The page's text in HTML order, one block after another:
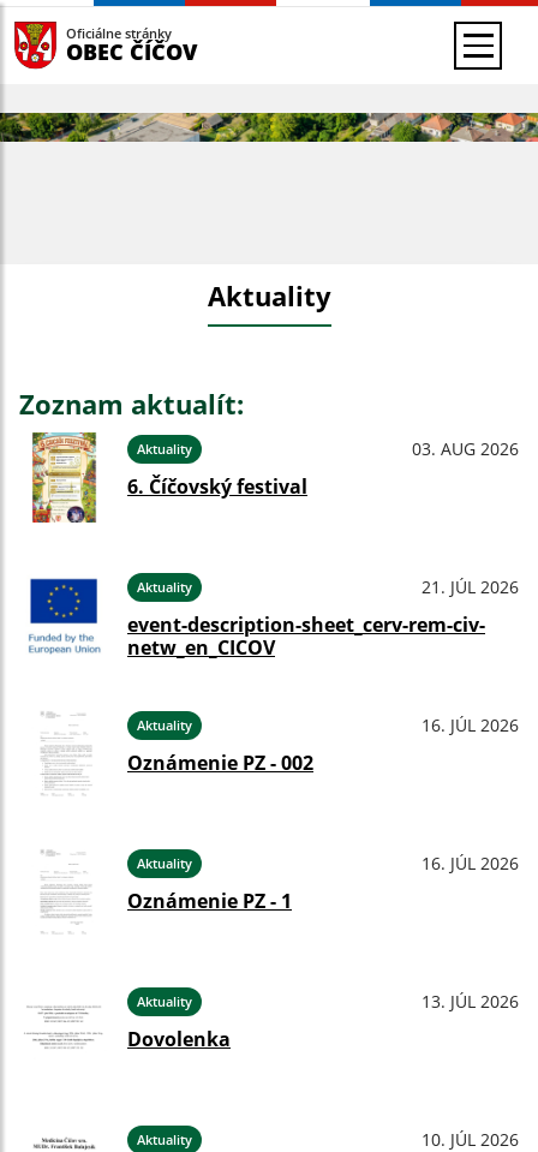
Oficiálne stránky
OBEC ČÍČOV
Aktuality
Zoznam aktualít:
Aktuality 03. AUG 2026
6. Číčovský festival
Aktuality 21. JÚL 2026
event-description-sheet_cerv-rem-civ-
netw_en_CICOV
Aktuality 16. JÚL 2026
Oznámenie PZ - 002
Aktuality 16. JÚL 2026
Oznámenie PZ - 1
Aktuality 13. JÚL 2026
Dovolenka
Aktuality 10. JÚL 2026